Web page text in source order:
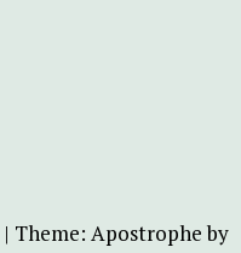
| Theme: Apostrophe by